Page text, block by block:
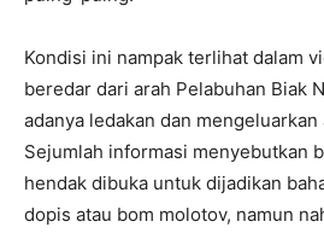
Kondisi ini nampak terlihat dalam
beredar dari arah Pelabuhan Biak
adanya ledakan dan
Sejumlah informasi menyebutkan
hendak dibuka untuk dijadikan
dopis atau bom molotov, namun